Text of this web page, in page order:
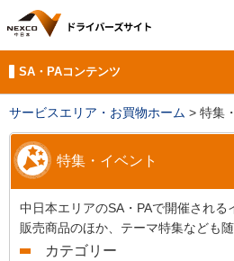
SA・PAコンテンツ
サービスエリア・お買物ホーム > 特集
特集・イベント
中日本エリアのSA・PAで開催される
販売商品のほか、テーマ特集なども
カテゴリー